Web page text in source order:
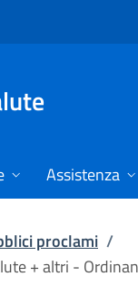
Assistenza
proclami /
+ altri -